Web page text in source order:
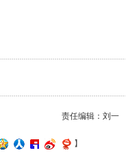
责任编辑：刘一
】